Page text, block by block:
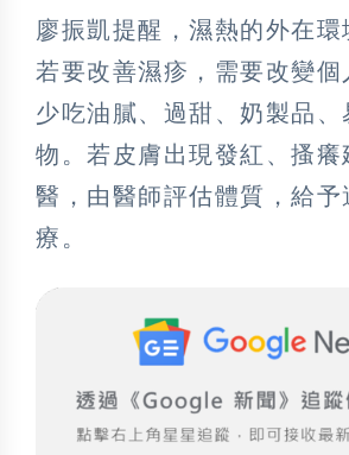
廖振凱提醒，濕熱的外在環
若要改善濕疹，需要改變個
少吃油膩、過甜、奶製品、
物。若皮膚出現發紅、搔癢
醫，由醫師評估體質，給予
療。